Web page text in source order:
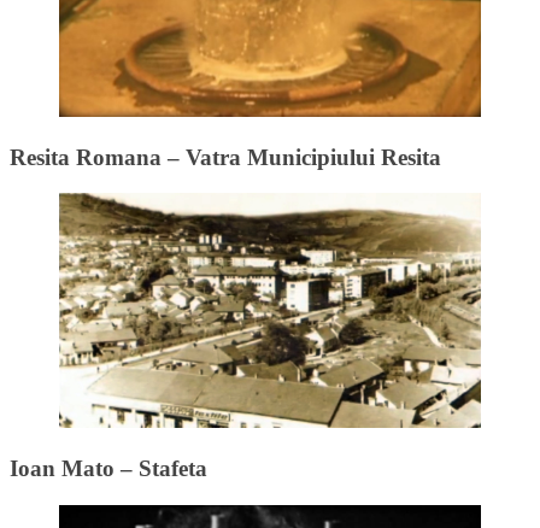
Resita Romana – Vatra Municipiului Resita
Ioan Mato – Stafeta